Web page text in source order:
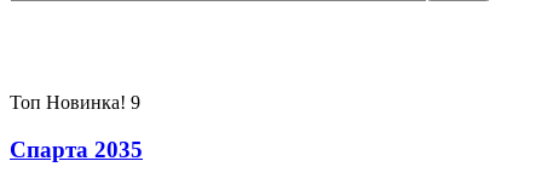
Топ Новинка! 9
Спарта 2035